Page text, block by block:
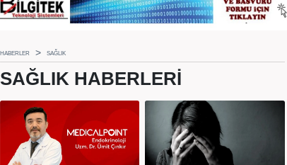
HABERLER SAĞLIK
SAĞLIK HABERLERI